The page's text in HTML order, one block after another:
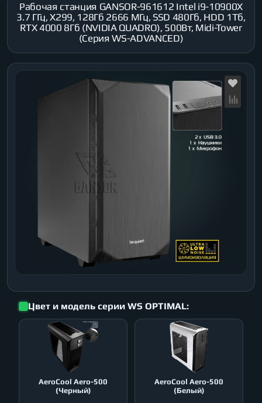
Рабочая станция GANSOR-961612 Intel i9-10900X
3.7 ГГц, X299, 128Гб 2666 МГц, SSD 480Гб, HDD 1Тб,
RTX 4000 8Гб (NVIDIA QUADRO), 500Вт, Midi-Tower
(Серия WS-ADVANCED)
Цвет и модель серии WS OPTIMAL:
AeroСool Aero-500
(Черный)
AeroСool Aero-500
(Белый)